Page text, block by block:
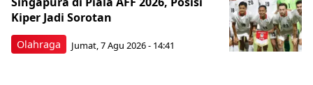
Olahraga
Kiper Jadi Sorotan
Jumat, 7 Agu 2026 - 14:41